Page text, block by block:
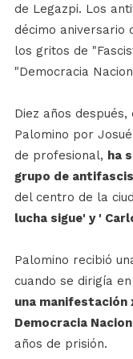
de Legazpi. Los
décimo aniversario
los gritos de
"Democracia
Diez años
Palomino por
de profesional, ha
grupo de
del centro de la
lucha sigue' y '
Palomino recibió
cuando se dirigía
una manifestación
Democracia
años de prisión.